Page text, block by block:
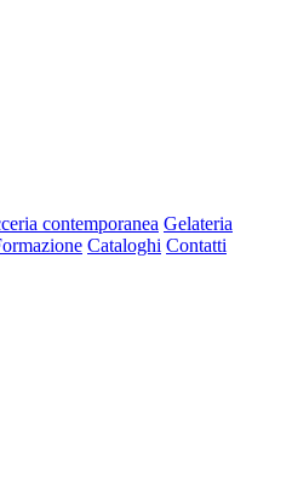
contemporanea Gelateria
Cataloghi Contatti